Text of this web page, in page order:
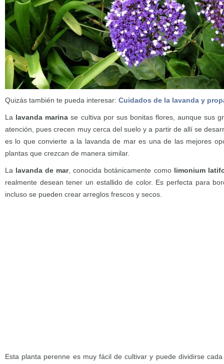
Quizás también te pueda interesar: Cuidados de la lavanda y
La lavanda marina se cultiva por sus bonitas flores, aunque sus
atención, pues crecen muy cerca del suelo y a partir de allí se
es lo que convierte a la lavanda de mar es una de las mejores
plantas que crezcan de manera similar.
La lavanda de mar, conocida botánicamente como limonium
realmente desean tener un estallido de color. Es perfecta para
incluso se pueden crear arreglos frescos y secos.
Esta planta perenne es muy fácil de cultivar y puede dividirse